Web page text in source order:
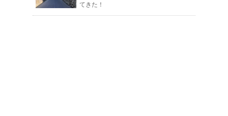
てきた！